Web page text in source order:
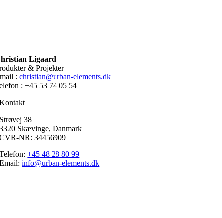
Ligaard
& Projekter
:christian@urban-elements.dk
: +45 53 74 05 54
Kontakt
Strøvej 38
3320 Skævinge, Danmark
CVR-NR: 34456909
Telefon:+45 48 28 80 99
Email:info@urban-elements.dk